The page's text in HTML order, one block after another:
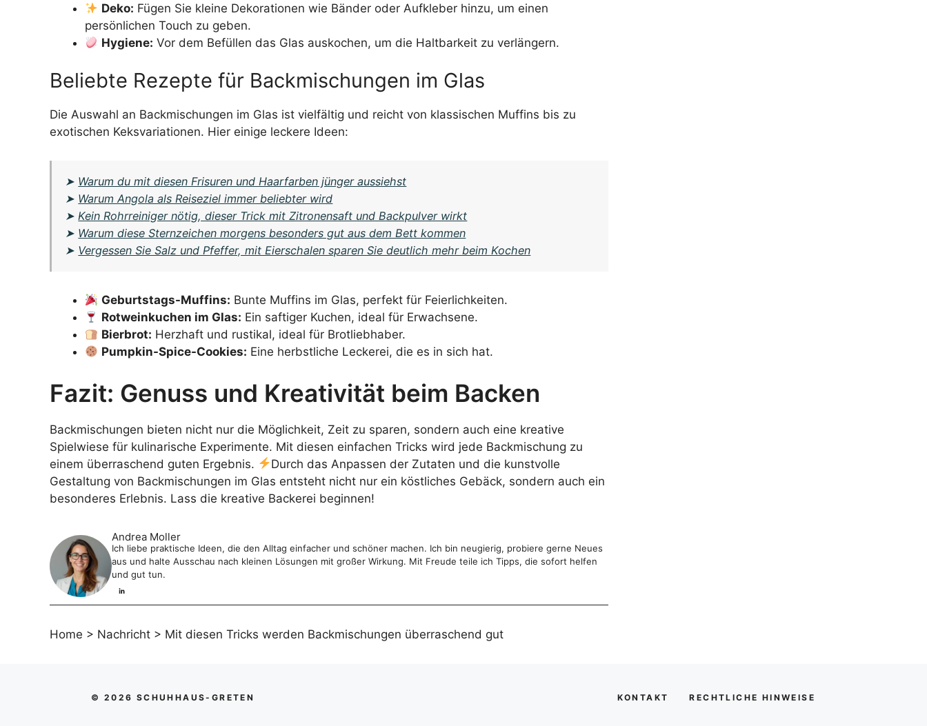
Deko: Fügen Sie kleine Dekorationen wie Bänder oder Aufkleber hinzu, um einen
persönlichen Touch zu geben.
Hygiene: Vor dem Befüllen das Glas auskochen, um die Haltbarkeit zu verlängern.
Beliebte Rezepte für Backmischungen im Glas
Die Auswahl an Backmischungen im Glas ist vielfältig und reicht von klassischen Muffins bis zu
exotischen Keksvariationen. Hier einige leckere Ideen:
➤ Warum du mit diesen Frisuren und Haarfarben jünger aussiehst
➤ Warum Angola als Reiseziel immer beliebter wird
➤Kein Rohrreiniger nötig, dieser Trick mit Zitronensaft und Backpulver wirkt
➤ Warum diese Sternzeichen morgens besonders gut aus dem Bett kommen
➤ Vergessen Sie Salz und Pfeffer, mit Eierschalen sparen Sie deutlich mehr beim Kochen
Geburtstags-Muffins: Bunte Muffins im Glas, perfekt für Feierlichkeiten.
Rotweinkuchen im Glas: Ein saftiger Kuchen, ideal für Erwachsene.
Bierbrot: Herzhaft und rustikal, ideal für Brotliebhaber.
Pumpkin-Spice-Cookies: Eine herbstliche Leckerei, die es in sich hat.
Fazit: Genuss und Kreativität beim Backen
Backmischungen bieten nicht nur die Möglichkeit, Zeit zu sparen, sondern auch eine kreative
Spielwiese für kulinarische Experimente. Mit diesen einfachen Tricks wird jede Backmischung zu
einem überraschend guten Ergebnis.
Durch das Anpassen der Zutaten und die kunstvolle
Gestaltung von Backmischungen im Glas entsteht nicht nur ein köstliches Gebäck, sondern auch ein
besonderes Erlebnis. Lass die kreative Backerei beginnen!
Andrea Moller
Ich liebe praktische Ideen, die den Alltag einfacher und schöner machen. Ich bin neugierig, probiere gerne Neues
aus und halte Ausschau nach kleinen Lösungen mit großer Wirkung. Mit Freude teile ich Tipps, die sofort helfen
und gut tun.
Home > Nachricht > Mit diesen Tricks werden Backmischungen überraschend gut
© 2026 SCHUHHAUS-GRETEN KONTAKT RECHTLICHE HINWEISE